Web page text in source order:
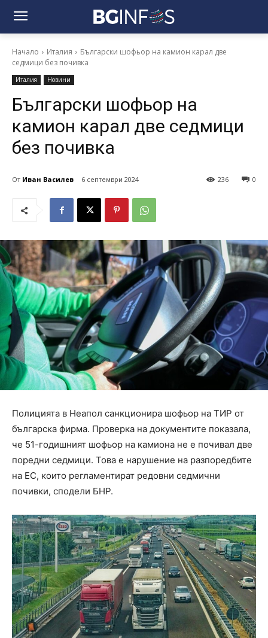
Начало Италия
Български шофьор на камион карал две
седмици без почивка
Италия Новини
Български шофьор на
камион карал две седмици
без почивка
От Иван Василев 6 септември 2024 0
236
Полицията в Неапол санкционира шофьор на ТИР от
българска фирма. Проверка на документите показала,
че 51-годишният шофьор на камиона не е почивал две
поредни седмици. Това е нарушение на разпоредбите
на ЕС, които регламентират редовни седмични
почивки, сподели БНР.